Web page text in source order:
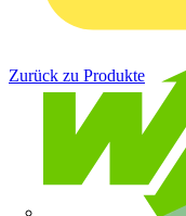
Zurück zu Produkte